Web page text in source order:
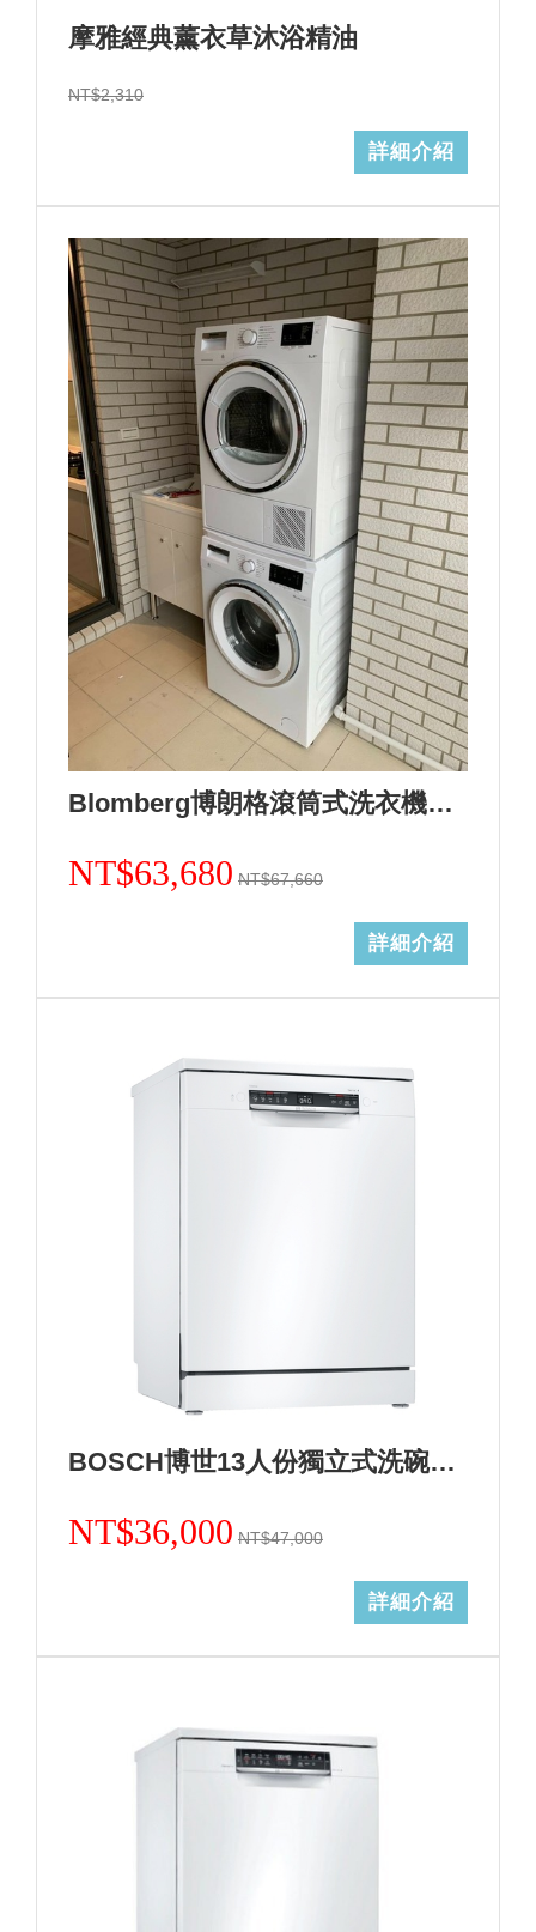
摩雅經典薰衣草沐浴精油
NT$2,310
詳細介紹
Blomberg博朗格滾筒式洗衣機WNF10320WZ(歐規10kg)日規14kg+熱泵式乾衣機TPF8352WZ歐規8KG(日規12kg)合購組+基本安裝 加Line ID:@ye888
NT$63,680 NT$67,660
詳細介紹
BOSCH博世13人份獨立式洗碗機 德國製造 SMS4HAW00X+基本安裝 (加Line ID:@ye888)
NT$36,000 NT$47,000
詳細介紹